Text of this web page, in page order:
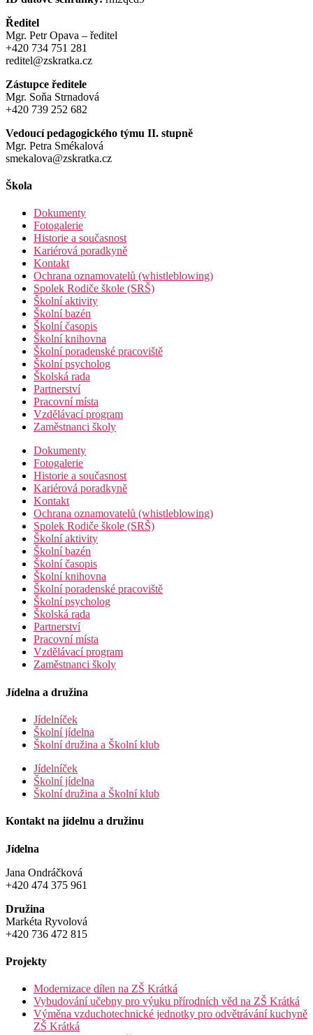
Ředitel
Mgr. Petr Opava – ředitel
+420 734 751 281
reditel@zskratka.cz
Zástupce ředitele
Mgr. Soňa Strnadová
+420 739 252 682
Vedoucí pedagogického týmu II. stupně
Mgr. Petra Smékalová
smekalova@zskratka.cz
Škola
Dokumenty
Fotogalerie
Historie a současnost
Kariérová poradkyně
Kontakt
Ochrana oznamovatelů (whistleblowing)
Spolek Rodiče škole (SRŠ)
Školní aktivity
Školní bazén
Školní časopis
Školní knihovna
Školní poradenské pracoviště
Školní psycholog
Školská rada
Partnerství
Pracovní místa
Vzdělávací program
Zaměstnanci školy
Dokumenty
Fotogalerie
Historie a současnost
Kariérová poradkyně
Kontakt
Ochrana oznamovatelů (whistleblowing)
Spolek Rodiče škole (SRŠ)
Školní aktivity
Školní bazén
Školní časopis
Školní knihovna
Školní poradenské pracoviště
Školní psycholog
Školská rada
Partnerství
Pracovní místa
Vzdělávací program
Zaměstnanci školy
Jídelna a družina
Jídelníček
Školní jídelna
Školní družina a Školní klub
Jídelníček
Školní jídelna
Školní družina a Školní klub
Kontakt na jídelnu a družinu
Jídelna
Jana Ondráčková
+420 474 375 961
Družina
Markéta Ryvolová
+420 736 472 815
Projekty
Modernizace dílen na ZŠ Krátká
Vybudování učebny pro výuku přírodních věd na ZŠ Krátká
Výměna vzduchotechnické jednotky pro odvětrávání kuchyně
ZŠ Krátká